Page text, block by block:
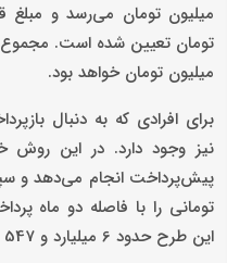
میلیون تومان خواهد بود.
تومانی را با فاصله دو ماه
این طرح حدود 6 میلیارد و 547 میلیون تومان است.